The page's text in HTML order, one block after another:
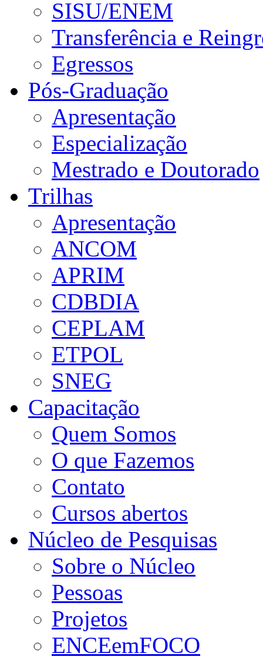
SISU/ENEM
Transferência e
Egressos
Pós-Graduação
Apresentação
Especialização
Mestrado e Doutorado
Trilhas
Apresentação
ANCOM
APRIM
CDBDIA
CEPLAM
ETPOL
SNEG
Capacitação
Quem Somos
O que Fazemos
Contato
Cursos abertos
Núcleo de Pesquisas
Sobre o Núcleo
Pessoas
Projetos
ENCEemFOCO